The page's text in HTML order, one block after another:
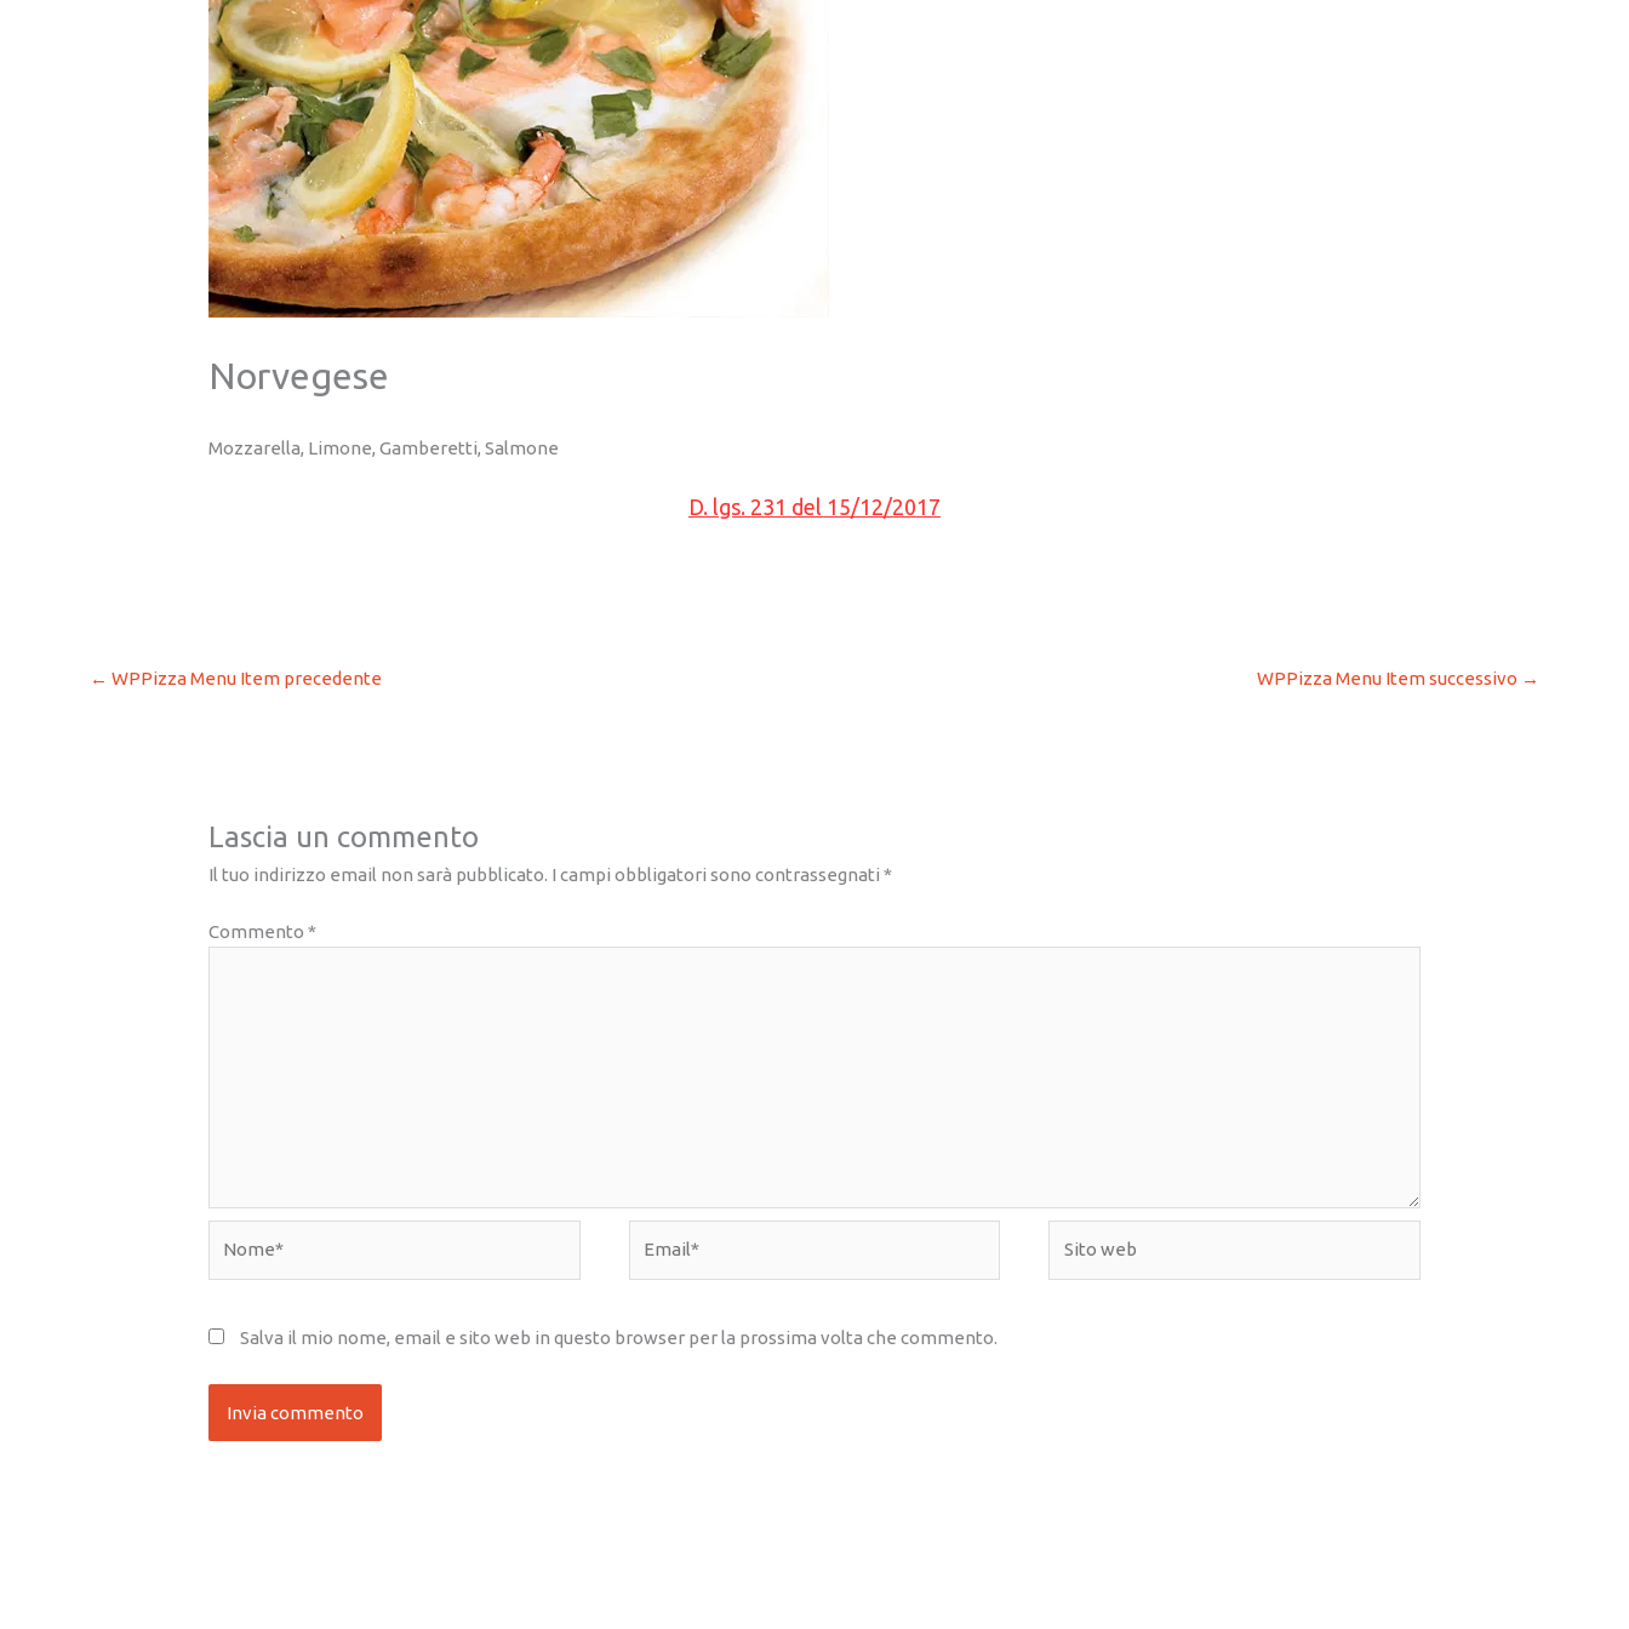
Norvegese
Mozzarella, Limone, Gamberetti, Salmone
D. lgs. 231 del 15/12/2017
← WPPizza Menu Item precedente WPPizza Menu Item successivo →
Lascia un commento
Il tuo indirizzo email non sarà pubblicato. I campi obbligatori sono contrassegnati*
Commento*
web
Salva il mio nome, email e sito web in questo browser per la prossima volta che commento.